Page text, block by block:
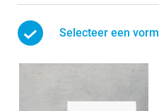
Selecteer een vorm